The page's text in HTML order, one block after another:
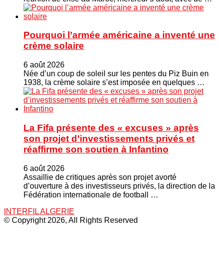
Pourquoi l’armée américaine a inventé une
crème solaire
6 août 2026
Née d’un coup de soleil sur les pentes du Piz Buin en
1938, la crème solaire s’est imposée en quelques …
La Fifa présente des « excuses » après
son projet d’investissements privés et
réaffirme son soutien à Infantino
6 août 2026
Assaillie de critiques après son projet avorté
d’ouverture à des investisseurs privés, la direction de la
Fédération internationale de football …
INTERFIL ALGERIE
© Copyright 2026, All Rights Reserved